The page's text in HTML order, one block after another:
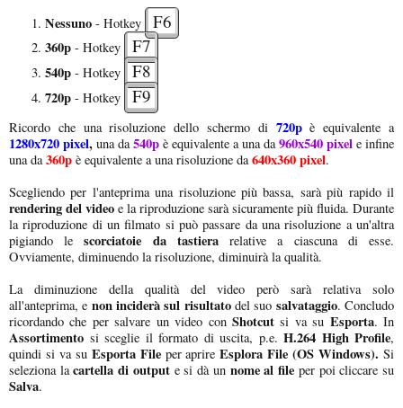
Nessuno - Hotkey F6
360p - Hotkey F7
540p - Hotkey F8
720p - Hotkey F9
Ricordo che una risoluzione dello schermo di 720pè equivalente a
1280x720 pixel, una da540p è equivalente a una da960x540 pixel e infine
una da360p è equivalente a una risoluzione da640x360 pixel.
Scegliendo per l'anteprima una risoluzione più bassa, sarà più rapido il
rendering del video e la riproduzione sarà sicuramente più fluida. Durante
la riproduzione di un filmato si può passare da una risoluzione a un'altra
pigiando lescorciatoie da tastierarelative a ciascuna di esse.
Ovviamente, diminuendo la risoluzione, diminuirà la qualità.
La diminuzione della qualità del video però sarà relativa solo
all'anteprima, e non inciderà sul risultatodel suo salvataggio. Concludo
ricordando che per salvare un video con Shotcutsi va su Esporta. In
Assortimento si sceglie il formato di uscita, p.e. H.264 High Profile,
quindi si va su Esporta Fileper aprireEsplora File (OS Windows). Si
seleziona lacartella di outpute si dà un nome al file per poi cliccare su
Salva.